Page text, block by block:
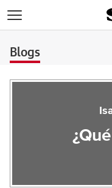
Blogs